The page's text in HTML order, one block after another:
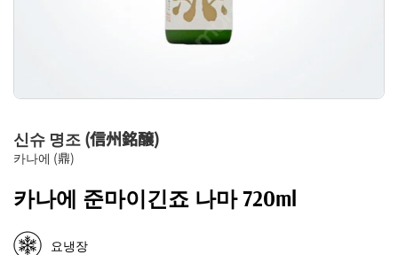
신슈 명조 (信州銘醸)
카나에 (鼎)
카나에 준마이긴죠 나마 720ml
요냉장